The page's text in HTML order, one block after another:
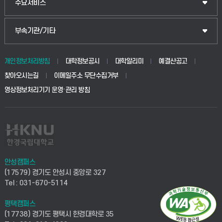
주요서비스
부속기관/기타
개인정보처리방침 대학정보공시 대학알리미
예결산공고
찾아오시는길
이메일주소 무단수집거부
영상정보처리기기 운영·관리 방침
안성캠퍼스
(17579) 경기도 안성시 중앙로 327
Tel : 031-670-5114
평택캠퍼스
(17738) 경기도 평택시 한경대학로 35